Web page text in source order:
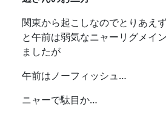
関東から起こしなのでとりあえ
と午前は弱気なニャーリグメイ
ましたが
午前はノーフィッシュ…
ニャーで駄目か…